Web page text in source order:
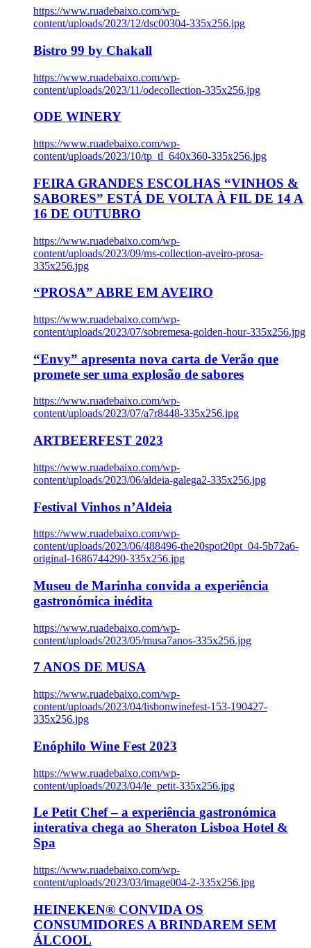
https://www.ruadebaixo.com/wp-
content/uploads/2023/12/dsc00304-335x256.jpg
Bistro 99 by Chakall
https://www.ruadebaixo.com/wp-
content/uploads/2023/11/odecollection-335x256.jpg
ODE WINERY
https://www.ruadebaixo.com/wp-
content/uploads/2023/10/tp_tl_640x360-335x256.jpg
FEIRA GRANDES ESCOLHAS “VINHOS &
SABORES” ESTÁ DE VOLTA À FIL DE 14 A
16 DE OUTUBRO
https://www.ruadebaixo.com/wp-
content/uploads/2023/09/ms-collection-aveiro-prosa-
335x256.jpg
“PROSA” ABRE EM AVEIRO
https://www.ruadebaixo.com/wp-
content/uploads/2023/07/sobremesa-golden-hour-335x256.jpg
“Envy” apresenta nova carta de Verão que
promete ser uma explosão de sabores
https://www.ruadebaixo.com/wp-
content/uploads/2023/07/a7r8448-335x256.jpg
ARTBEERFEST 2023
https://www.ruadebaixo.com/wp-
content/uploads/2023/06/aldeia-galega2-335x256.jpg
Festival Vinhos n’Aldeia
https://www.ruadebaixo.com/wp-
content/uploads/2023/06/488496-the20spot20pt_04-5b72a6-
original-1686744290-335x256.jpg
Museu de Marinha convida a experiência
gastronómica inédita
https://www.ruadebaixo.com/wp-
content/uploads/2023/05/musa7anos-335x256.jpg
7 ANOS DE MUSA
https://www.ruadebaixo.com/wp-
content/uploads/2023/04/lisbonwinefest-153-190427-
335x256.jpg
Enóphilo Wine Fest 2023
https://www.ruadebaixo.com/wp-
content/uploads/2023/04/le_petit-335x256.jpg
Le Petit Chef – a experiência gastronómica
interativa chega ao Sheraton Lisboa Hotel &
Spa
https://www.ruadebaixo.com/wp-
content/uploads/2023/03/image004-2-335x256.jpg
HEINEKEN® CONVIDA OS
CONSUMIDORES A BRINDAREM SEM
ÁLCOOL